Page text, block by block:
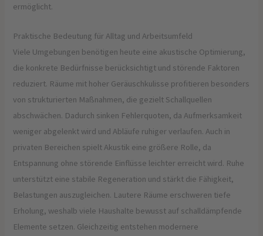
ermöglicht.
Praktische Bedeutung für Alltag und Arbeitsumfeld
Viele Umgebungen benötigen heute eine akustische Optimierung,
die konkrete Bedürfnisse berücksichtigt und störende Faktoren
reduziert. Räume mit hoher Geräuschkulisse profitieren besonders
von strukturierten Maßnahmen, die gezielt Schallquellen
abschwächen. Dadurch sinken Fehlerquoten, da Aufmerksamkeit
weniger abgelenkt wird und Abläufe ruhiger verlaufen. Auch in
privaten Bereichen spielt Akustik eine größere Rolle, da
Entspannung ohne störende Einflüsse leichter erreicht wird. Ruhe
unterstützt eine stabile Regeneration und stärkt die Fähigkeit,
Belastungen auszugleichen. Lautere Räume erschweren tiefe
Erholung, weshalb viele Haushalte bewusst auf schalldämpfende
Elemente setzen. Gleichzeitig entstehen modernere